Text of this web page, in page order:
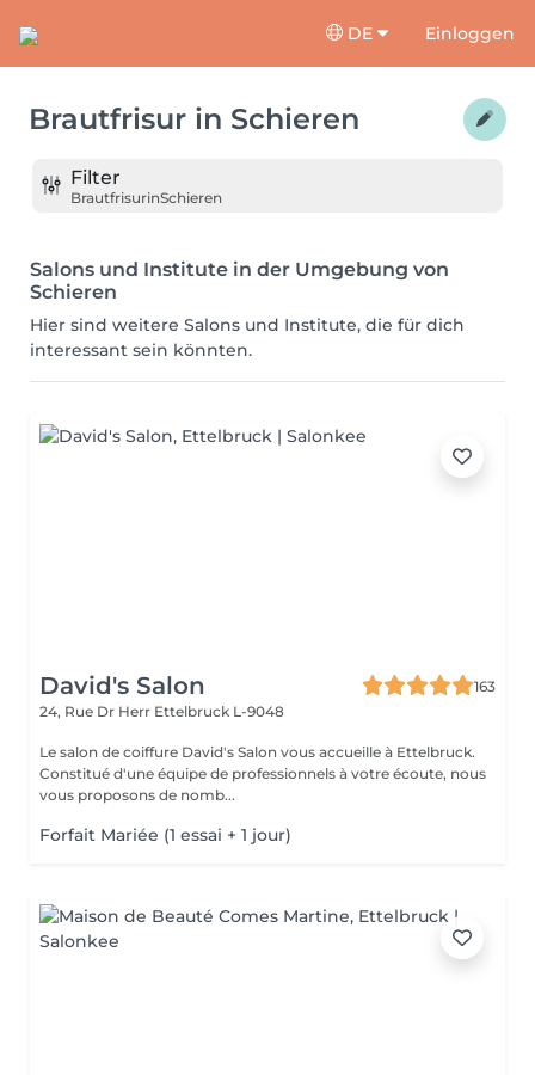
DE Einloggen
Brautfrisur in Schieren
Filter
BrautfrisurinSchieren
Salons und Institute in der Umgebung von
Schieren
Hier sind weitere Salons und Institute, die für dich
interessant sein könnten.
David's Salon
163
24, Rue Dr Herr Ettelbruck L-9048
Le salon de coiffure David's Salon vous accueille à Ettelbruck.
Constitué d'une équipe de professionnels à votre écoute, nous
vous proposons de nomb...
Forfait Mariée (1 essai + 1 jour)